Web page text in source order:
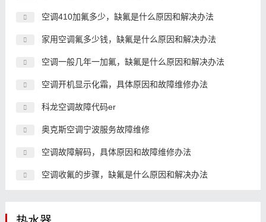
空调410加氟多少，缺氟是什么原因和解决办法
家用空调氟多少钱，缺氟是什么原因和解决办法
空调一般几年一加氟，缺氟是什么原因和解决办法
空调开机显示化霜，具体原因和故障维修办法
科龙空调故障代码er
奥克斯空调宁波服务故障维修
空调故障解码，具体原因和故障维修办法
空调收氟的步骤，缺氟是什么原因和解决办法